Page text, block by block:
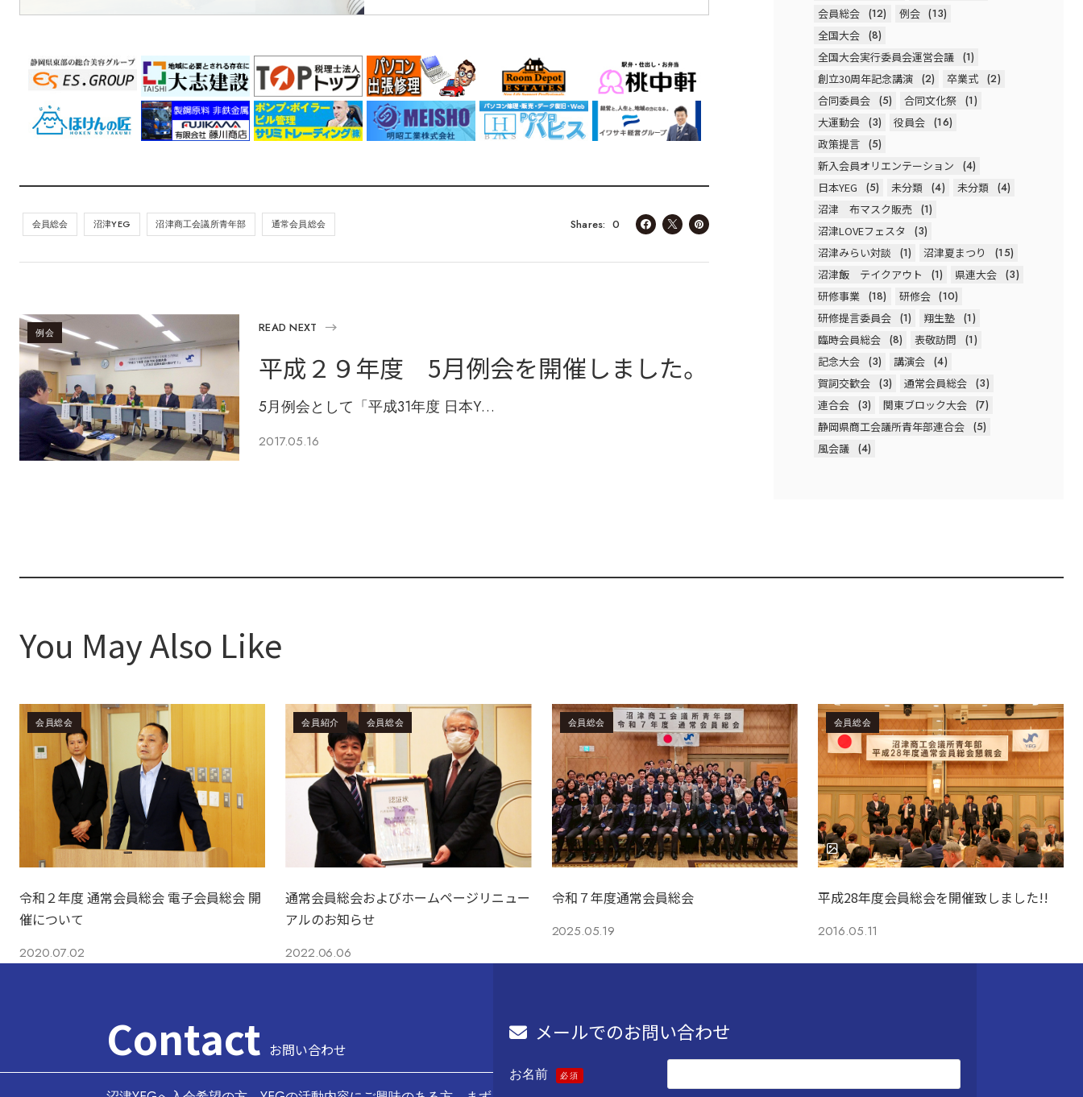
会員総会 沼津YEG 沼津商工会議所青年部 通常会員総会 0
Shares
例会 READ NEXT
平成２９年度 5月例会を開催しました。
5月例会として「平成31年度 日本Y…
2017.05.16
会員総会 (12) 例会 (13)
全国大会 (8)
全国大会実行委員会運営会議 (1)
創立30周年記念講演 (2) 卒業式 (2)
合同委員会 (5) 合同文化祭 (1)
大運動会 (3) 役員会 (16)
政策提言 (5)
新入会員オリエンテーション
(4)
日本YEG
(5) 未分類 (4) 未分類 (4)
沼津 布マスク販売 (1)
沼津LOVEフェスタ
(3)
沼津みらい対談
(1) 沼津夏まつり
(15)
沼津飯 テイクアウト
(1) 県連大会 (3)
研修事業 (18) 研修会 (10)
研修提言委員会 (1) 翔生塾 (1)
臨時会員総会 (8) 表敬訪問
(1)
記念大会 (3) 講演会 (4)
賀詞交歓会 (3) 通常会員総会 (3)
連合会 (3) 関東ブロック大会 (7)
静岡県商工会議所青年部連合会 (5)
風会議 (4)
You May Also Like
会員総会
令和２年度 通常会員総会 電子会員総会 開
催について
2020.07.02
会員紹介 会員総会
通常会員総会およびホームページリニュー
アルのお知らせ
2022.06.06
会員総会
令和７年度通常会員総会
2025.05.19
会員総会
平成28年度会員総会を開催致しました!!
2016.05.11
Contact お問い合わせ
メールでのお問い合わせ
お名前 必須